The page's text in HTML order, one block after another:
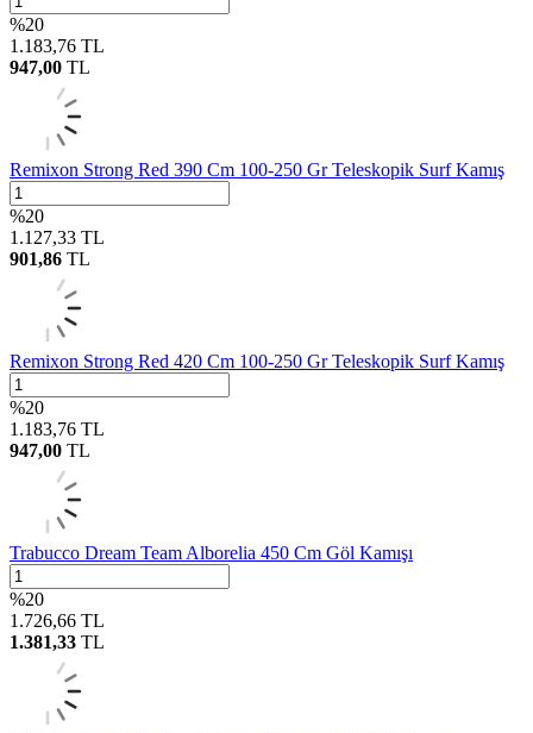
%20
1.183,76 TL
947,00 TL
Remixon Strong Red 390 Cm 100-250 Gr Teleskopik Surf Kamış
%20
1.127,33 TL
901,86 TL
Remixon Strong Red 420 Cm 100-250 Gr Teleskopik Surf Kamış
%20
1.183,76 TL
947,00 TL
Trabucco Dream Team Alborelia 450 Cm Göl Kamışı
%20
1.726,66 TL
1.381,33 TL